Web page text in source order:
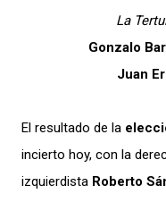
La
Gonzalo
Juan
El resultado de la
incierto hoy, con la
izquierdista Roberto